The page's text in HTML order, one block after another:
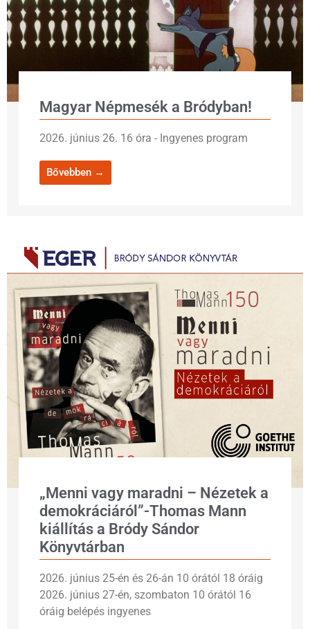
Magyar Népmesék a Bródyban!
2026. június 26. 16 óra - Ingyenes program
Bővebben →
„Menni vagy maradni – Nézetek a
demokráciáról”-Thomas Mann
kiállítás a Bródy Sándor
Könyvtárban
2026. június 25-én és 26-án 10 órától 18 óráig
2026. június 27-én, szombaton 10 órától 16
óráig belépés ingyenes